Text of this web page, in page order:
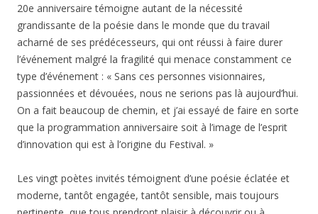
20e anniversaire témoigne autant de la nécessité
grandissante de la poésie dans le monde que du travail
acharné de ses prédécesseurs, qui ont réussi à faire durer
l’événement malgré la fragilité qui menace constamment ce
type d’événement : « Sans ces personnes visionnaires,
passionnées et dévouées, nous ne serions pas là aujourd’hui.
On a fait beaucoup de chemin, et j’ai essayé de faire en sorte
que la programmation anniversaire soit à l’image de l’esprit
d’innovation qui est à l’origine du Festival. »
Les vingt poètes invités témoignent d’une poésie éclatée et
moderne, tantôt engagée, tantôt sensible, mais toujours